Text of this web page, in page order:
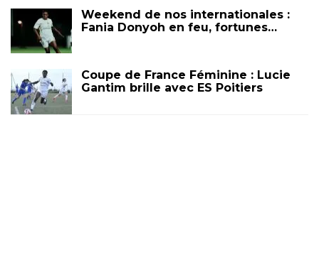
Weekend de nos internationales :
Fania Donyoh en feu, fortunes…
Coupe de France Féminine : Lucie
Gantim brille avec ES Poitiers